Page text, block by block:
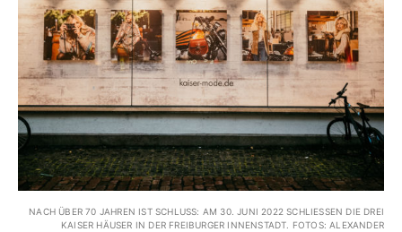
NACH ÜBER 70 JAHREN IST SCHLUSS: AM 30. JUNI 2022 SCHLIESSEN DIE DREI K
AISER HÄUSER IN DER FREIBURGER INNENSTADT. FOTOS: ALEXANDER D